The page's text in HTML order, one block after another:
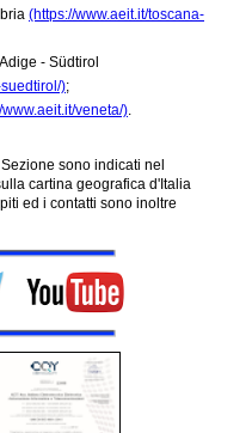
(https://www.aeit.it/toscana-
- Südtirol
);
www.aeit.it/veneta/).
sono indicati nel
cartina geografica d'Italia
ed i contatti sono inoltre